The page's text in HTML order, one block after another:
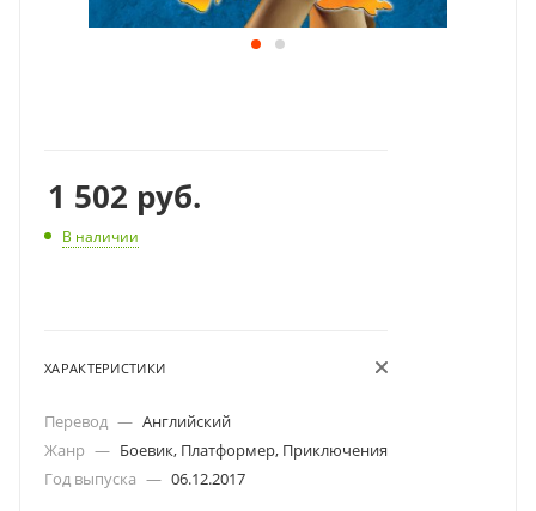
1 502 руб.
В наличии
ХАРАКТЕРИСТИКИ
Перевод — Английский
Жанр — Боевик, Платформер, Приключения
Год выпуска — 06.12.2017